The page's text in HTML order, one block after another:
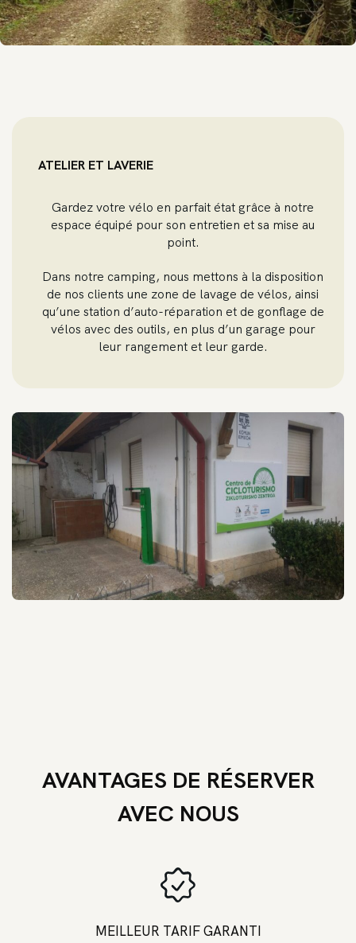
ATELIER ET LAVERIE
Gardez votre vélo en parfait état grâce à notre
espace équipé pour son entretien et sa mise au
point.
Dans notre camping, nous mettons à la disposition
de nos clients une zone de lavage de vélos, ainsi
qu’une station d’auto-réparation et de gonflage de
vélos avec des outils, en plus d’un garage pour
leur rangement et leur garde.
AVANTAGES DE RÉSERVER
AVEC NOUS
MEILLEUR TARIF GARANTI